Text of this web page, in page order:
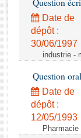
Rapports
Rapports
Rapports sur
Baromètre de
Dossiers
Budget et
Questions
Comptes
Question
Date de
dépôt :
30/06/1997
industrie -
Question
Date de
dépôt :
12/05/1993